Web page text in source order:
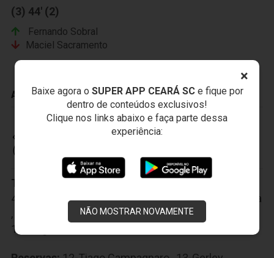
×
Baixe agora o SUPER APP CEARÁ SCe fique por
dentro de conteúdos exclusivos!
Clique nos links abaixo e faça parte dessa
experiência:
NÃO MOSTRAR NOVAMENTE
(3) 44' (2)
Fernando Sobral
Maciel Sacramento
ADVERTÊNCIAS
Titulares:
4-Diogo Orlando,5-Diego Silva,6-Vicente
7-Lulinha
,
8-João Marcos,9-Mota,10-Ricardinho
11-Magno Alves